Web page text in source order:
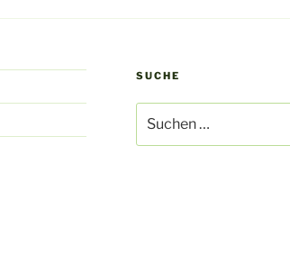
SUCHE
nach: